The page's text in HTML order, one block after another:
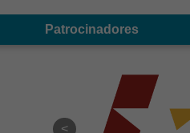
Patrocinadores